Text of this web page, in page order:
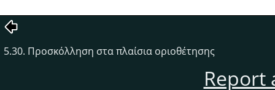
5.30. Προσκόλληση στα πλαίσια οριοθέτησης
Report